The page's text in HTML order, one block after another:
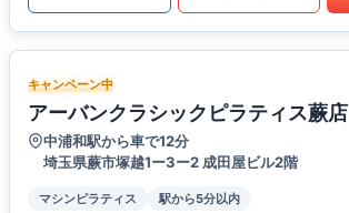
キャンペーン中
アーバンクラシックピラティス蕨店
中浦和駅から車で12分
埼玉県蕨市塚越1ー3ー2 成田屋ビル2階
マシンピラティス 駅から5分以内